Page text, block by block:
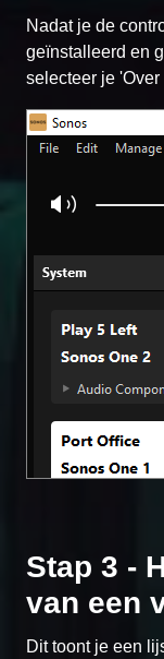
Nadat je de
geïnstalleerd en
selecteer je
Stap 3 -
van een
Dit toont je een